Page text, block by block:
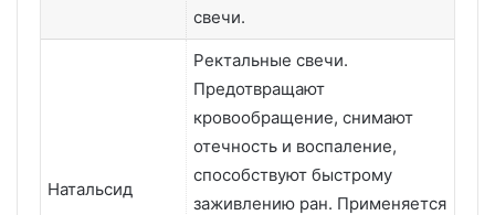
свечи.
Натальсид
Ректальные свечи.
Предотвращают
кровообращение, снимают
отечность и воспаление,
способствуют быстрому
заживлению ран. Применяется